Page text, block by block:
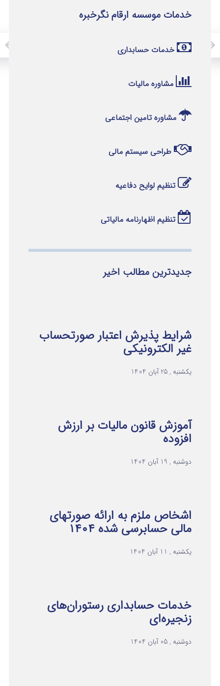
خدمات موسسه ارقام نگرخبره
خدمات حسابداری
مشاوره مالیات
مشاوره تامین اجتماعی
طراحی سیستم مالی
تنظیم لوایح دفاعیه
تنظیم اظهارنامه مالیاتی
جدیدترین مطالب اخیر
شرایط پذیرش اعتبار صورتحساب
غیر الکترونیکی
یکشنبه , 25 آبان 1404
آموزش قانون مالیات بر ارزش
افزوده
دوشنبه , 19 آبان 1404
اشخاص ملزم به ارائه صورتهای
مالی حسابرسی شده ۱۴۰۴
یکشنبه , 11 آبان 1404
خدمات حسابداری رستوران‌های
زنجیره‌ای
دوشنبه , 05 آبان 1404